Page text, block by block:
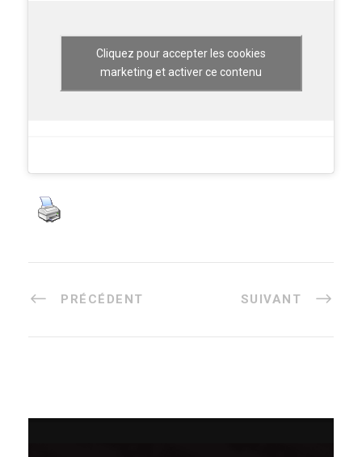
Cliquez pour accepter les cookies
marketing et activer ce contenu
PRÉCÉDENT SUIVANT